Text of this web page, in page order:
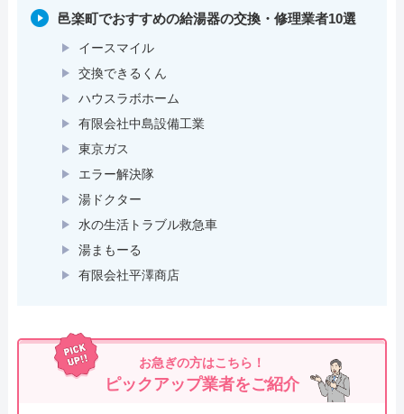
邑楽町でおすすめの給湯器の交換・修理業者10選
イースマイル
交換できるくん
ハウスラボホーム
有限会社中島設備工業
東京ガス
エラー解決隊
湯ドクター
水の生活トラブル救急車
湯まもーる
有限会社平澤商店
お急ぎの方はこちら！
ピックアップ業者をご紹介